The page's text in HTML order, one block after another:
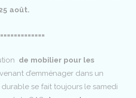
août.
de mobilier pour les
venant d’emménager dans un
se fait toujours le samedi